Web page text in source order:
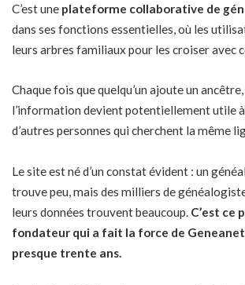
C’est une plateforme collaborative de
dans ses fonctions essentielles, où les
leurs arbres familiaux pour les croiser avec
Chaque fois que quelqu’un ajoute un
l’information devient potentiellement utile à
d’autres personnes qui cherchent la même
Le site est né d’un constat évident : un
trouve peu, mais des milliers de
leurs données trouvent beaucoup. C’est ce
fondateur qui a fait la force de
presque trente ans.